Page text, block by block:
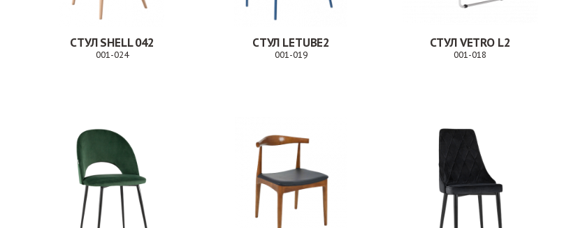
СТУЛ SHELL 042
001-024
СТУЛ LETUBE2
001-019
СТУЛ VETRO L2
001-018